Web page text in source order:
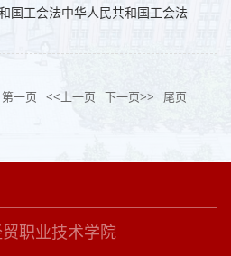
国工会法中华人民共和国工会法
第一页 <<上一页 下一页>>
尾页
职业技术学院